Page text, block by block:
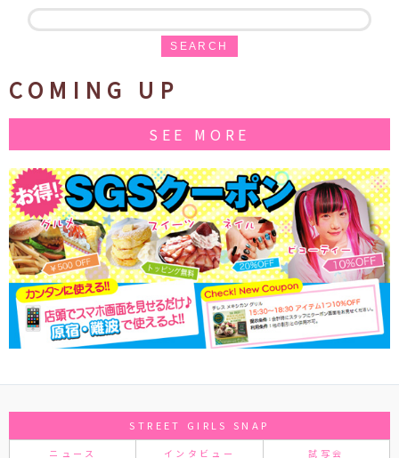
SEARCH
COMING UP
SEE MORE
STREET GIRLS SNAP
ニュース インタビュー 試写会